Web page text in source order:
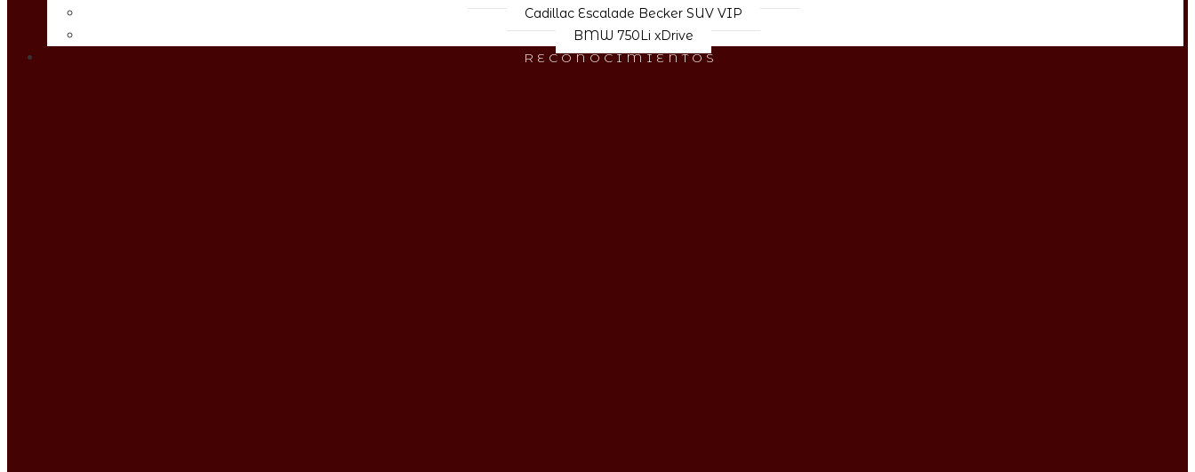
Cadillac Escalade Becker SUV VIP
BMW 750Li xDrive
RECONOCIMIENTOS